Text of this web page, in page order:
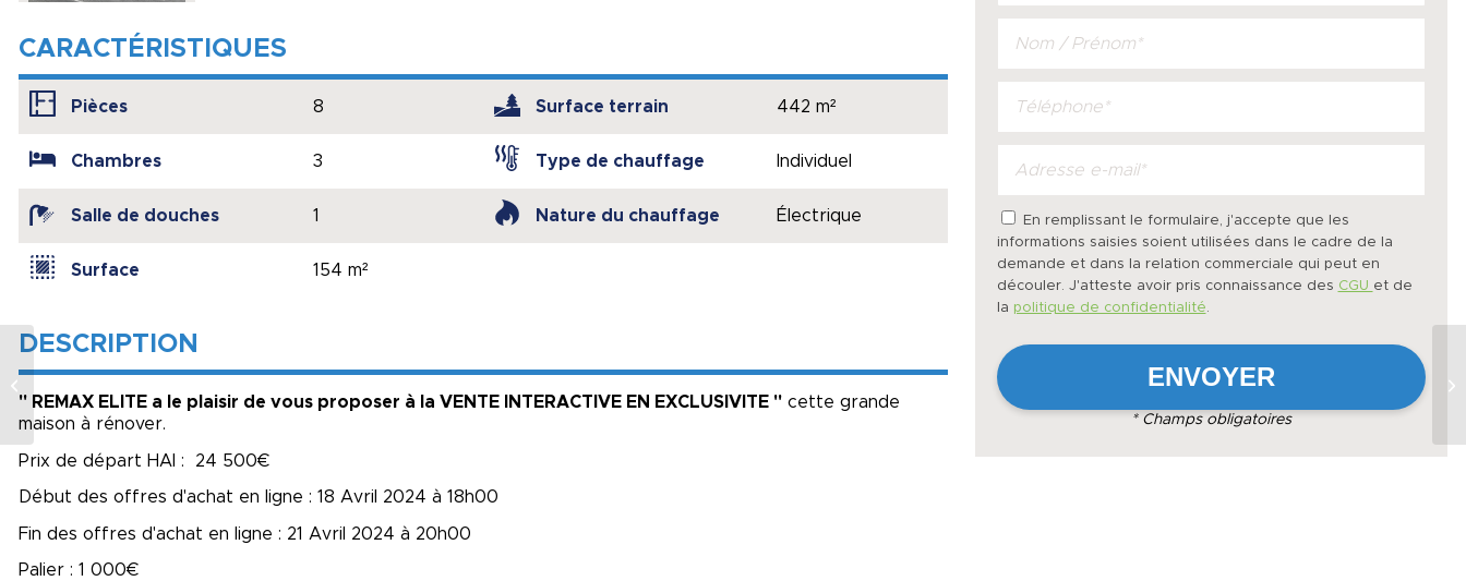
CARACTÉRISTIQUES
Pièces 8
Chambres 3
Salle de douches 1
Surface 154 m²
Surface terrain 442 m²
Type de chauffage Individuel
Nature du chauffage Électrique
DESCRIPTION
" REMAX ELITE a le plaisir de vous proposer à la VENTE INTERACTIVE EN EXCLUSIVITE " cette grande
maison à rénover.
Prix de départ HAI : 24 500€
Début des offres d'achat en ligne : 18 Avril 2024 à 18h00
Fin des offres d'achat en ligne : 21 Avril 2024 à 20h00
Palier : 1 000€
En remplissant le formulaire, j'accepte que les
informations saisies soient utilisées dans le cadre de la
demande et dans la relation commerciale qui peut en
découler. J'atteste avoir pris connaissance des CGU et de
la politique de confidentialité.
* Champs obligatoires